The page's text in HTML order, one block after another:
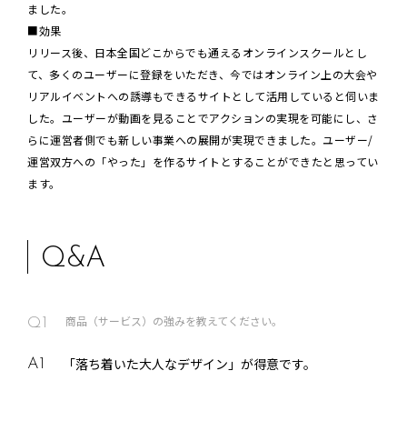
ました。
■効果
リリース後、日本全国どこからでも通えるオンラインスクールとし
て、多くのユーザーに登録をいただき、今ではオンライン上の大会や
リアルイベントへの誘導もできるサイトとして活用していると伺いま
した。ユーザーが動画を見ることでアクションの実現を可能にし、さ
らに運営者側でも新しい事業への展開が実現できました。ユーザー/
運営双方への「やった」を作るサイトとすることができたと思ってい
ます。
Q&A
Q1 商品（サービス）の強みを教えてください。
A1 「落ち着いた大人なデザイン」が得意です。